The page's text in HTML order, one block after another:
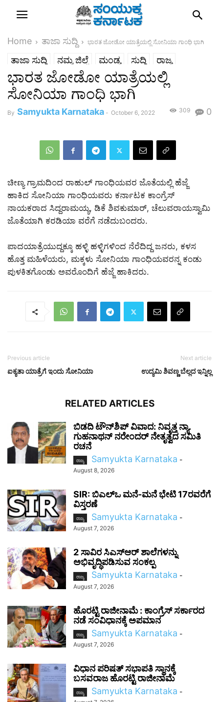
Home ತಾಜಾ ಸುದ್ದಿ ಭಾರತ ಜೋಡೋ ಯಾತ್ರೆಯಲ್ಲಿ ಸೋನಿಯಾ ಗಾಂಧಿ ಭಾಗಿ
ತಾಜಾ ಸುದ್ದಿ ನಮ್ಮ ಜಿಲ್ಲೆ ಮಂಡ್ಯ ಸುದ್ದಿ ರಾಜ್ಯ
ಭಾರತ ಜೋಡೋ ಯಾತ್ರೆಯಲ್ಲಿ
ಸೋನಿಯಾ ಗಾಂಧಿ ಭಾಗಿ
By Samyukta Karnataka - October 6, 2022 0
309
ಚೀಣ್ಯ ಗ್ರಾಮದಿಂದ ರಾಹುಲ್ ಗಾಂಧಿಯವರ ಜೊತೆಯಲ್ಲಿ ಹೆಜ್ಜೆ
ಹಾಕಿದ ಸೋನಿಯಾ ಗಾಂಧಿಯವರು ಕರ್ನಾಟಕ ಕಾಂಗ್ರೆಸ್
ನಾಯಕರಾದ ಸಿದ್ದರಾಮಯ್ಯ, ಡಿಕೆ ಶಿವಕುಮಾರ್, ಚೆಲುವರಾಯಸ್ವಾಮಿ
ಜೊತೆಯಾಗಿ ಕರಡಿಯಾ ವರೆಗೆ ನಡೆದುಬಂದರು.
ಪಾದಯಾತ್ರೆಯುದ್ದಕ್ಕೂ ಹಳ್ಳಿ ಹಳ್ಳಿಗಳಿಂದ ನೆರೆದಿದ್ದ ಜನರು, ಕಳಸ
ಹೊತ್ತ ಮಹಿಳೆಯರು, ಮಕ್ಕಳು ಸೋನಿಯಾ ಗಾಂಧಿಯವರನ್ನ ಕಂಡು
ಪುಳಕಿತಗೊಂಡು ಅವರೊಂದಿಗೆ ಹೆಜ್ಜೆ ಹಾಕಿದರು.
Previous article
ಐಕ್ಯತಾ ಯಾತ್ರೆಗೆ ಇಂದು ಸೋನಿಯಾ
Next article
ಉದ್ಯಮಿ ಶಿವಣ್ಣ ಬೆಲ್ಲದ ಇನ್ನಿಲ್ಲ
RELATED ARTICLES
ಬಿಡದಿ ಟೌನ್‌ಶಿಪ್ ವಿವಾದ: ನಿವೃತ್ತ ನ್ಯಾ.
ಗುಹನಾಥನ್ ನರೇಂದರ್ ನೇತೃತ್ವದ ಸಮಿತಿ
ರಚನೆ
ರಾಜ್ಯ Samyukta Karnataka -
August 8, 2026
SIR: ಬಿಎಲ್ಒ ಮನೆ-ಮನೆ ಭೇಟಿ 17ರವರೆಗೆ
ವಿಸ್ತರಣೆ
ರಾಜ್ಯ Samyukta Karnataka -
August 7, 2026
2 ಸಾವಿರ ಸಿಎಸ್‌ಆರ್ ಶಾಲೆಗಳನ್ನು
ಅಭಿವೃದ್ಧಿಪಡಿಸುವ ಸಂಕಲ್ಪ
ರಾಜ್ಯ Samyukta Karnataka -
August 7, 2026
ಹೊರಟ್ಟಿ ರಾಜೀನಾಮೆ : ಕಾಂಗ್ರೆಸ್ ಸರ್ಕಾರದ
ನಡೆ ಸಂವಿಧಾನಕ್ಕೆ ಅಪಮಾನ
ರಾಜ್ಯ Samyukta Karnataka -
August 7, 2026
ವಿಧಾನ ಪರಿಷತ್ ಸಭಾಪತಿ ಸ್ಥಾನಕ್ಕೆ
ಬಸವರಾಜ ಹೊರಟ್ಟಿ ರಾಜೀನಾಮೆ
ರಾಜ್ಯ Samyukta Karnataka -